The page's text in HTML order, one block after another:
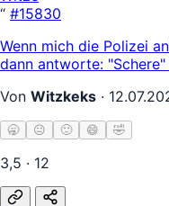
“ #15830
Wenn mich die Polizei
dann antworte:
Von Witzkeks ·
🥱 😐 🙂 😄 🤣
3,5 · 12